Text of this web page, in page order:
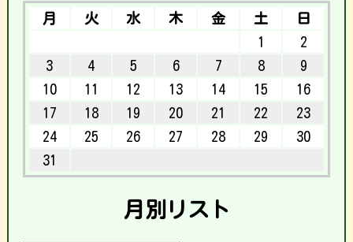
月 火 水 木 金 土
日
1
2
3
4 5 6 7 8
9
10
11 12 13 14 15
16
17
18 19 20 21 22
23
24
25 26 27 28 29
30
31
月別リスト